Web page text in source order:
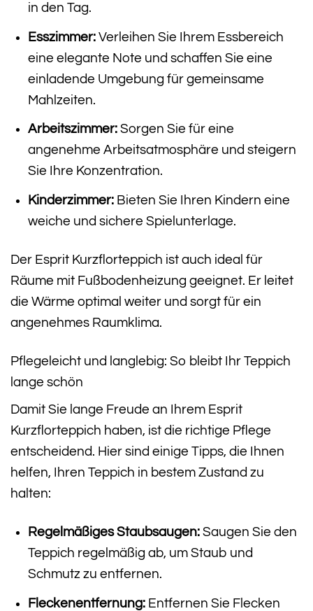
in den Tag.
Esszimmer:Verleihen Sie Ihrem Essbereich
eine elegante Note und schaffen Sie eine
einladende Umgebung für gemeinsame
Mahlzeiten.
Arbeitszimmer:Sorgen Sie für eine
angenehme Arbeitsatmosphäre und steigern
Sie Ihre Konzentration.
Kinderzimmer:Bieten Sie Ihren Kindern eine
weiche und sichere Spielunterlage.
Der Esprit Kurzflorteppich ist auch ideal für
Räume mit Fußbodenheizung geeignet. Er leitet
die Wärme optimal weiter und sorgt für ein
angenehmes Raumklima.
Pflegeleicht und langlebig: So bleibt Ihr Teppich
lange schön
Damit Sie lange Freude an Ihrem Esprit
Kurzflorteppich haben, ist die richtige Pflege
entscheidend. Hier sind einige Tipps, die Ihnen
helfen, Ihren Teppich in bestem Zustand zu
halten:
Regelmäßiges Staubsaugen:Saugen Sie den
Teppich regelmäßig ab, um Staub und
Schmutz zu entfernen.
Fleckenentfernung:Entfernen Sie Flecken